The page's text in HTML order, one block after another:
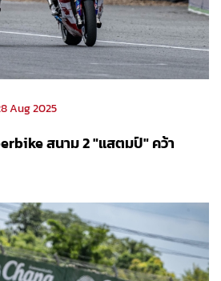
Aug 2025
สนาม 2 "แสตมป์" คว้า